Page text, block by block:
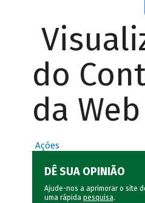
do
da Web
Ações
DÊ SUA OPINIÃO
Ajude-nos a aprimorar o site
uma rápida pesquisa.